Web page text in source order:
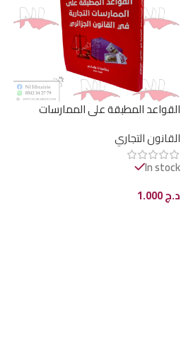
القواعد المطبقة على الممارسات
القانون التجاري
In stock
د.ج